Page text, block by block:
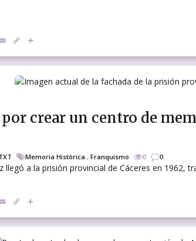
EmailCopy
crear un centro de
Memoria Histórica , Franquismo 0 0
llegó a la prisión provincial de Cáceres en 1962,
EmailCopy